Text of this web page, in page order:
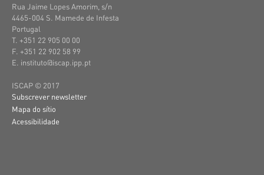
Rua Jaime Lopes Amorim, s/n
4465-004 S. Mamede de Infesta
Portugal
T. +351 22 905 00 00
F. +351 22 902 58 99
E. instituto@iscap.ipp.pt
ISCAP © 2017
Subscrever newsletter
Mapa do sítio
Acessibilidade